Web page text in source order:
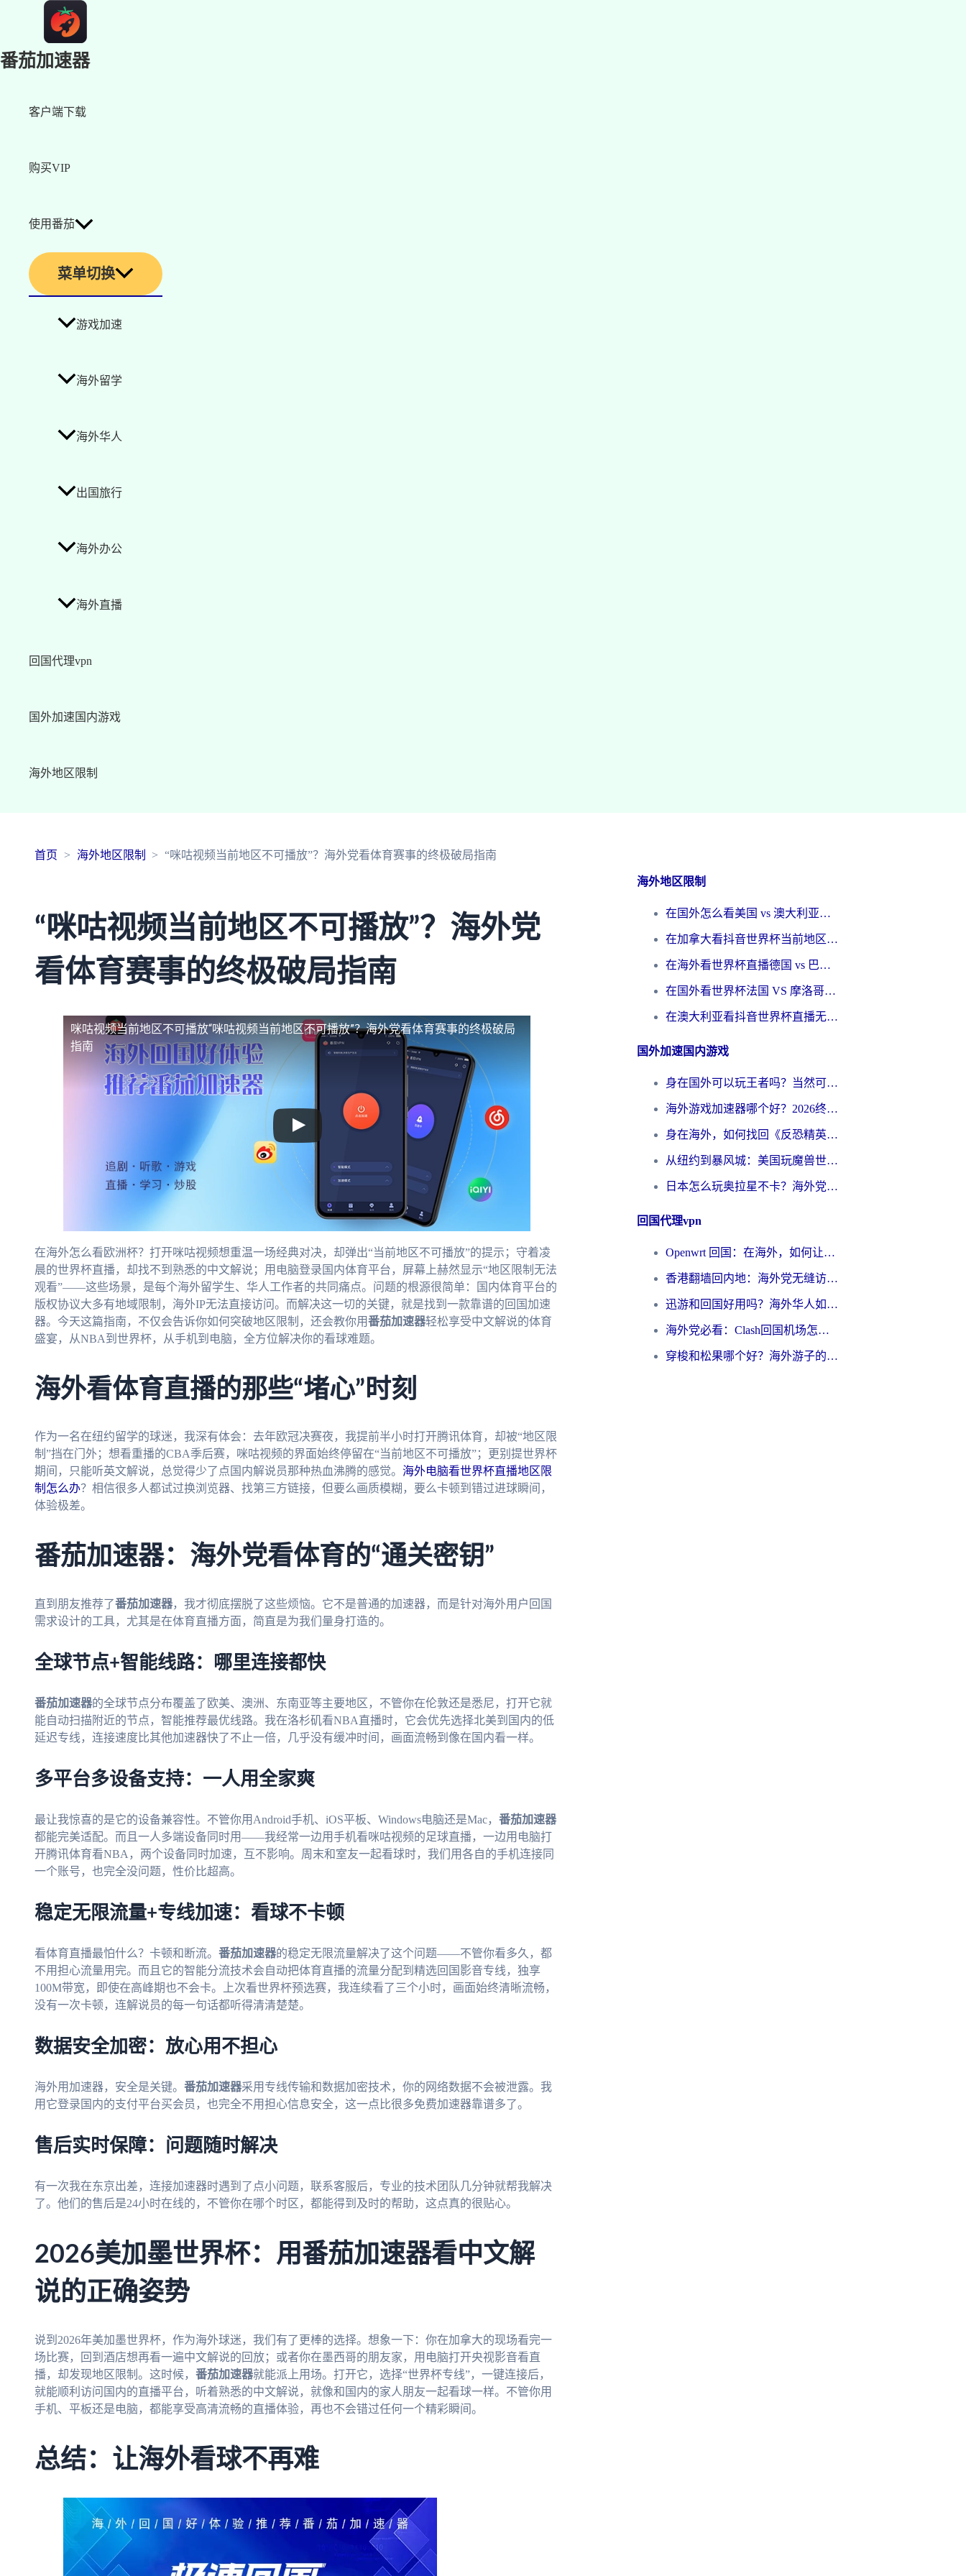
番茄加速器
客户端下载
购买VIP
使用番茄
菜单切换
游戏加速
海外留学
海外华人
出国旅行
海外办公
海外直播
回国代理vpn
国外加速国内游戏
海外地区限制
首页 海外地区限制 “咪咕视频当前地区不可播放”？海外党看体育赛事的终极破局指南
“咪咕视频当前地区不可播放”？海外党
看体育赛事的终极破局指南
咪咕视频当前地区不可播放“咪咕视频当前地区不可播放”？海外党看体育赛事的终极破局
指南
在海外怎么看欧洲杯？打开咪咕视频想重温一场经典对决，却弹出“当前地区不可播放”的提示；守着凌
晨的世界杯直播，却找不到熟悉的中文解说；用电脑登录国内体育平台，屏幕上赫然显示“地区限制无法
观看”——这些场景，是每个海外留学生、华人工作者的共同痛点。问题的根源很简单：国内体育平台的
版权协议大多有地域限制，海外IP无法直接访问。而解决这一切的关键，就是找到一款靠谱的回国加速
器。今天这篇指南，不仅会告诉你如何突破地区限制，还会教你用番茄加速器轻松享受中文解说的体育
盛宴，从NBA到世界杯，从手机到电脑，全方位解决你的看球难题。
海外看体育直播的那些“堵心”时刻
作为一名在纽约留学的球迷，我深有体会：去年欧冠决赛夜，我提前半小时打开腾讯体育，却被“地区限
制”挡在门外；想看重播的CBA季后赛，咪咕视频的界面始终停留在“当前地区不可播放”；更别提世界杯
期间，只能听英文解说，总觉得少了点国内解说员那种热血沸腾的感觉。 海外电脑看世界杯直播地区限
制怎么办？相信很多人都试过换浏览器、找第三方链接，但要么画质模糊，要么卡顿到错过进球瞬间，
体验极差。
番茄加速器：海外党看体育的“通关密钥”
直到朋友推荐了番茄加速器，我才彻底摆脱了这些烦恼。它不是普通的加速器，而是针对海外用户回国
需求设计的工具，尤其是在体育直播方面，简直是为我们量身打造的。
全球节点+智能线路：哪里连接都快
番茄加速器的全球节点分布覆盖了欧美、澳洲、东南亚等主要地区，不管你在伦敦还是悉尼，打开它就
能自动扫描附近的节点，智能推荐最优线路。我在洛杉矶看NBA直播时，它会优先选择北美到国内的低
延迟专线，连接速度比其他加速器快了不止一倍，几乎没有缓冲时间，画面流畅到像在国内看一样。
多平台多设备支持：一人用全家爽
最让我惊喜的是它的设备兼容性。不管你用Android手机、iOS平板、Windows电脑还是Mac， 番茄加速器
都能完美适配。而且一人多端设备同时用——我经常一边用手机看咪咕视频的足球直播，一边用电脑打
开腾讯体育看NBA，两个设备同时加速，互不影响。周末和室友一起看球时，我们用各自的手机连接同
一个账号，也完全没问题，性价比超高。
稳定无限流量+专线加速：看球不卡顿
看体育直播最怕什么？卡顿和断流。 番茄加速器的稳定无限流量解决了这个问题——不管你看多久，都
不用担心流量用完。而且它的智能分流技术会自动把体育直播的流量分配到精选回国影音专线，独享
100M带宽，即使在高峰期也不会卡。上次看世界杯预选赛，我连续看了三个小时，画面始终清晰流畅，
没有一次卡顿，连解说员的每一句话都听得清清楚楚。
数据安全加密：放心用不担心
海外用加速器，安全是关键。 番茄加速器采用专线传输和数据加密技术，你的网络数据不会被泄露。我
用它登录国内的支付平台买会员，也完全不用担心信息安全，这一点比很多免费加速器靠谱多了。
售后实时保障：问题随时解决
有一次我在东京出差，连接加速器时遇到了点小问题，联系客服后，专业的技术团队几分钟就帮我解决
了。他们的售后是24小时在线的，不管你在哪个时区，都能得到及时的帮助，这点真的很贴心。
2026美加墨世界杯：用番茄加速器看中文解
说的正确姿势
说到2026年美加墨世界杯，作为海外球迷，我们有了更棒的选择。想象一下：你在加拿大的现场看完一
场比赛，回到酒店想再看一遍中文解说的回放；或者你在墨西哥的朋友家，用电脑打开央视影音看直
播，却发现地区限制。这时候， 番茄加速器就能派上用场。打开它，选择“世界杯专线”，一键连接后，
就能顺利访问国内的直播平台，听着熟悉的中文解说，就像和国内的家人朋友一起看球一样。不管你用
手机、平板还是电脑，都能享受高清流畅的直播体验，再也不会错过任何一个精彩瞬间。
总结：让海外看球不再难
海外地区限制
在国外怎么看美国 vs 澳大利亚世界杯直播？海外党必藏的中文解说观赛指南
在加拿大看抖音世界杯当前地区不可播放？海外党体育观赛终极指南
在海外看世界杯直播德国 vs 巴拉圭当前IP受限制？这篇指南帮你轻松解决地区限制
在国外看世界杯法国 VS 摩洛哥仅限中国大陆？别让地域限制拦下你的欢呼
在澳大利亚看抖音世界杯直播无法播放？海外党体育观赛终极指南来了！
国外加速国内游戏
身在国外可以玩王者吗？当然可以，但你需要这份“加速”指南
海外游戏加速器哪个好？2026终极指南帮你畅玩国服+解决卡顿难题
身在海外，如何找回《反恐精英：全球攻势》国服的丝滑手感？一份给你的终极指南
从纽约到暴风城：美国玩魔兽世界，如何找到你的最佳网络航线
日本怎么玩奥拉星不卡？海外党国服游戏加速器选择全攻略
回国代理vpn
Openwrt 回国：在海外，如何让家的网络触手可及
香港翻墙回内地：海外党无缝访问国内资源的加速器选择全攻略
迅游和回国好用吗？海外华人如何选择靠谱的回国加速器
海外党必看：Clash回国机场怎么选？一篇搞定无缝访问国内资源的全攻略
穿梭和松果哪个好？海外游子的数字归乡路，到底该怎么选